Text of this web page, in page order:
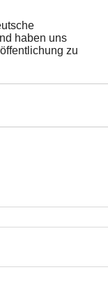
haben uns
zu